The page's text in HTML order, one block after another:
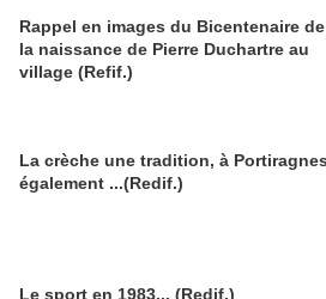
Rappel en images du Bicentenaire de
la naissance de Pierre Duchartre au
village (Refif.)
La crèche une tradition, à Portiragnes
également ...(Redif.)
Le sport en 1983... (Redif.)